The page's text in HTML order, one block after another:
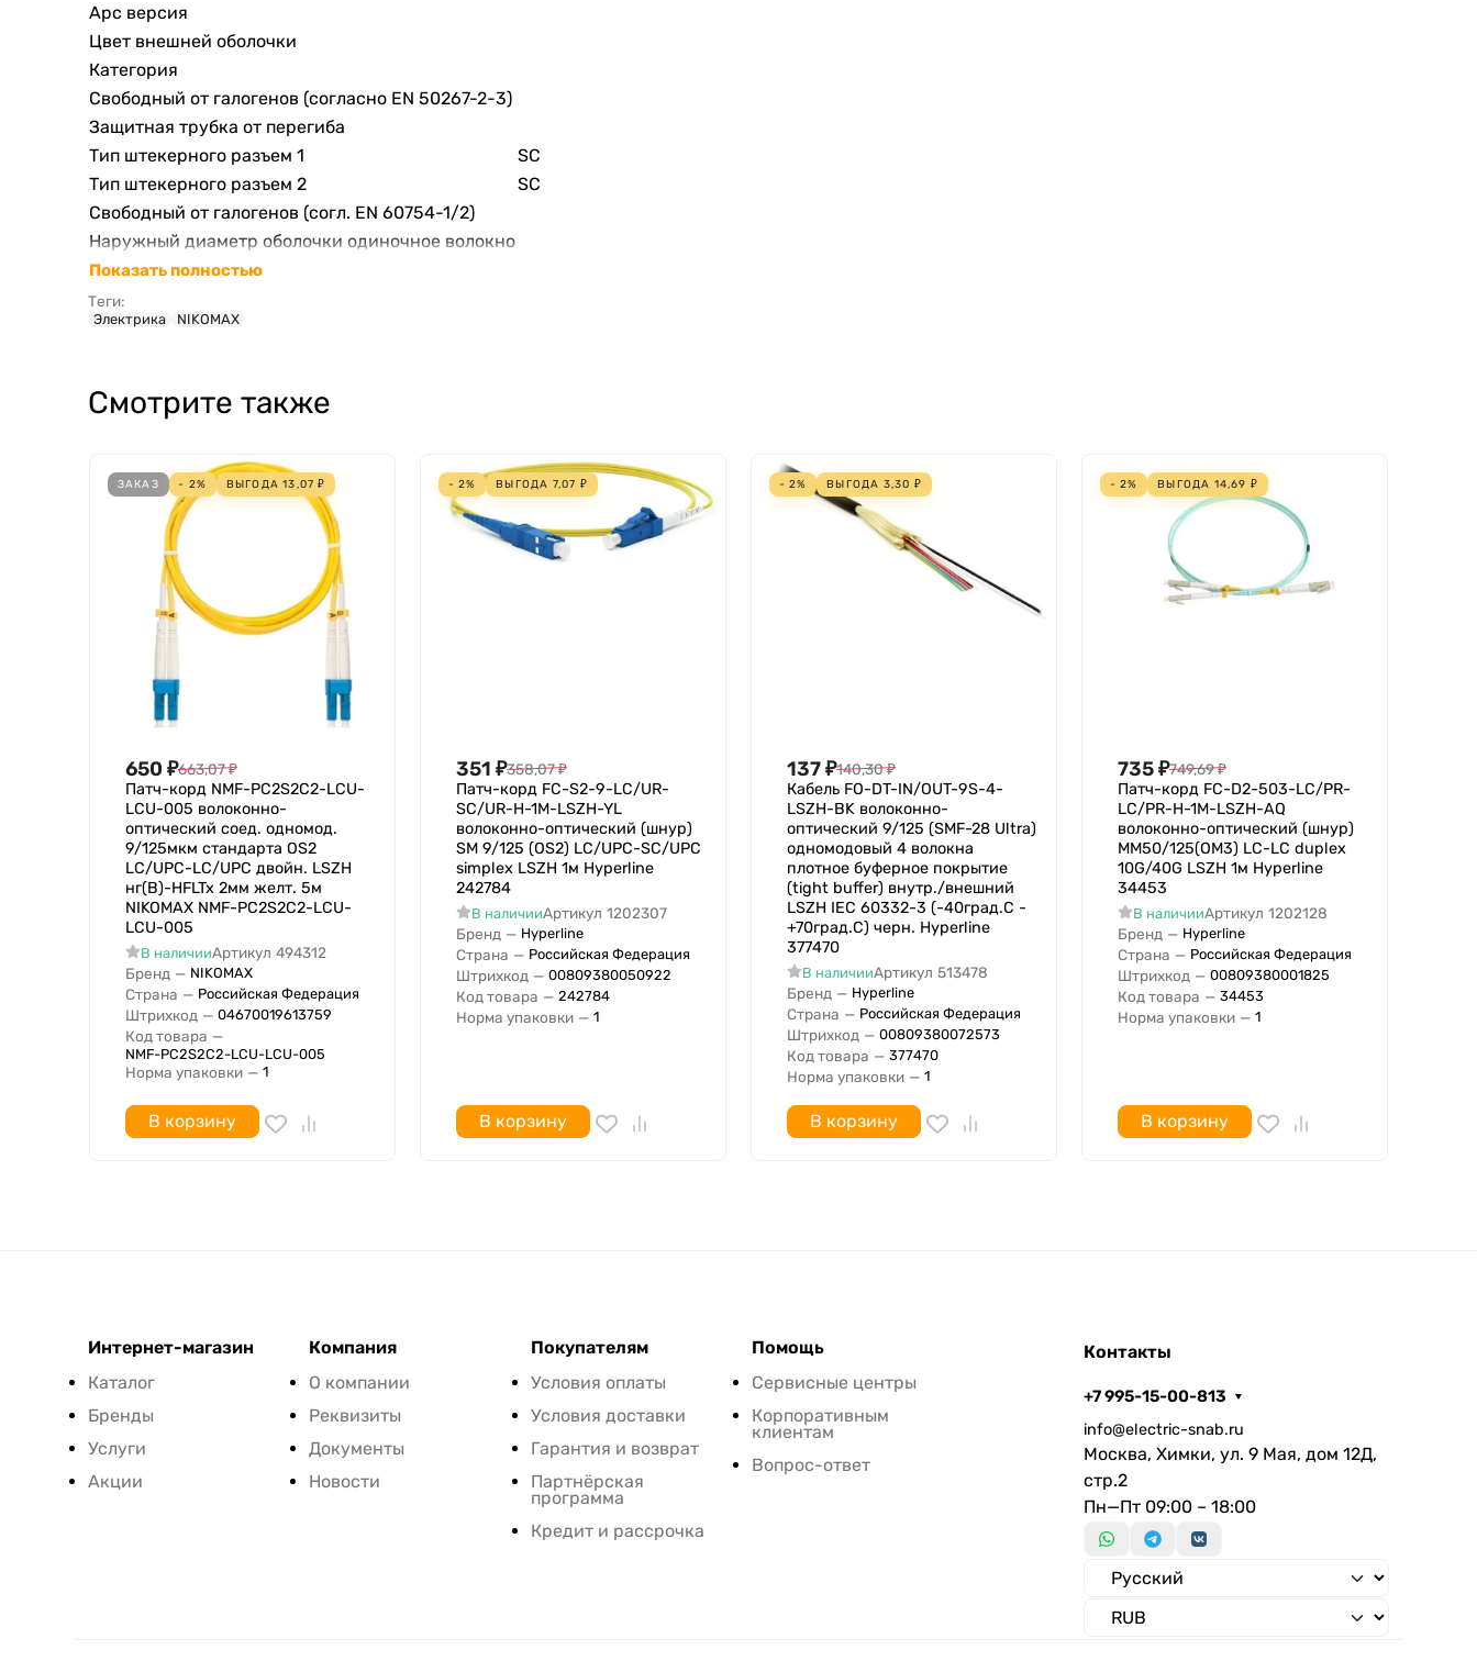
Apc версия
Цвет внешней оболочки
Категория
Свободный от галогенов (согласно EN 50267-2-3)
Защитная трубка от перегиба
Тип штекерного разъем 1
SC
Тип штекерного разъем 2
SC
Свободный от галогенов (согл. EN 60754-1/2)
Наружный диаметр оболочки одиночное волокно
Показать полностью
Теги:
Электрика NIKOMAX
Смотрите также
ЗАКАЗ - 2% ВЫГОДА13,07 ₽
650 ₽663,07₽
Патч-корд NMF-PC2S2C2-LCU-
LCU-005 волоконно-
оптический соед. одномод.
9/125мкм стандарта OS2
LC/UPC-LC/UPC двойн. LSZH
нг(В)-HFLTx 2мм желт. 5м
NIKOMAX NMF-PC2S2C2-LCU-
LCU-005
В наличииАртикул 494312
Бренд — NIKOMAX
Страна — Российская Федерация
Штрихкод — 04670019613759
Код товара —
NMF-PC2S2C2-LCU-LCU-005
Норма упаковки — 1
В корзину
- 2% ВЫГОДА 7,07 ₽
351 ₽358,07₽
Патч-корд FC-S2-9-LC/UR-
SC/UR-H-1M-LSZH-YL
волоконно-оптический (шнур)
SM 9/125 (OS2) LC/UPC-SC/UPC
simplex LSZH 1м Hyperline
242784
В наличииАртикул 1202307
Бренд — Hyperline
Страна — Российская Федерация
Штрихкод — 00809380050922
Код товара — 242784
Норма упаковки — 1
В корзину
- 2% ВЫГОДА 3,30 ₽
137₽140,30₽
Кабель FO-DT-IN/OUT-9S-4-
LSZH-BK волоконно-
оптический 9/125 (SMF-28 Ultra)
одномодовый 4 волокна
плотное буферное покрытие
(tight buffer) внутр./внешний
LSZH IEC 60332-3 (-40град.C -
+70град.C) черн. Hyperline
377470
В наличииАртикул 513478
Бренд — Hyperline
Страна — Российская Федерация
Штрихкод — 00809380072573
Код товара — 377470
Норма упаковки — 1
В корзину
- 2% ВЫГОДА 14,69 ₽
735₽749,69₽
Патч-корд FC-D2-503-LC/PR-
LC/PR-H-1M-LSZH-AQ
волоконно-оптический (шнур)
MM50/125(OM3) LC-LC duplex
10G/40G LSZH 1м Hyperline
34453
В наличииАртикул 1202128
Бренд — Hyperline
Страна — Российская Федерация
Штрихкод — 00809380001825
Код товара — 34453
Норма упаковки — 1
В корзину
Интернет-магазин
Каталог
Бренды
Услуги
Акции
Компания
О компании
Реквизиты
Документы
Новости
Покупателям
Условия оплаты
Условия доставки
Гарантия и возврат
Партнёрская
программа
Кредит и рассрочка
Помощь
Сервисные центры
Корпоративным
клиентам
Вопрос-ответ
Контакты
+7 995-15-00-813
info@electric-snab.ru
Москва, Химки, ул. 9 Мая, дом 12Д,
стр.2
Пн—Пт 09:00 – 18:00